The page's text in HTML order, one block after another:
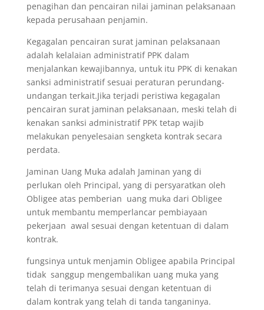
penagihan dan pencairan nilai jaminan pelaksanaan
kepada perusahaan penjamin.
Kegagalan pencairan surat jaminan pelaksanaan
adalah kelalaian administratif PPK dalam
menjalankan kewajibannya, untuk itu PPK di kenakan
sanksi administratif sesuai peraturan perundang-
undangan terkait.Jika terjadi peristiwa kegagalan
pencairan surat jaminan pelaksanaan, meski telah di
kenakan sanksi administratif PPK tetap wajib
melakukan penyelesaian sengketa kontrak secara
perdata.
Jaminan Uang Muka adalah Jaminan yang di
perlukan oleh Principal, yang di persyaratkan oleh
Obligee atas pemberian uang muka dari Obligee
untuk membantu memperlancar pembiayaan
pekerjaan awal sesuai dengan ketentuan di dalam
kontrak.
fungsinya untuk menjamin Obligee apabila Principal
tidak sanggup mengembalikan uang muka yang
telah di terimanya sesuai dengan ketentuan di
dalam kontrak yang telah di tanda tanganinya.